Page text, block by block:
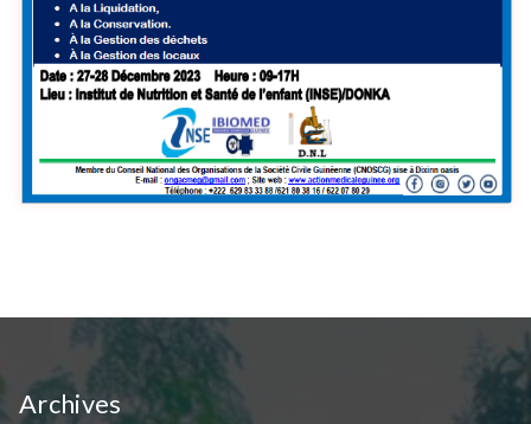
Archives